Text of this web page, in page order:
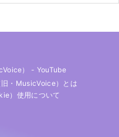
） - YouTube
・MusicVoice）とは
）使用について